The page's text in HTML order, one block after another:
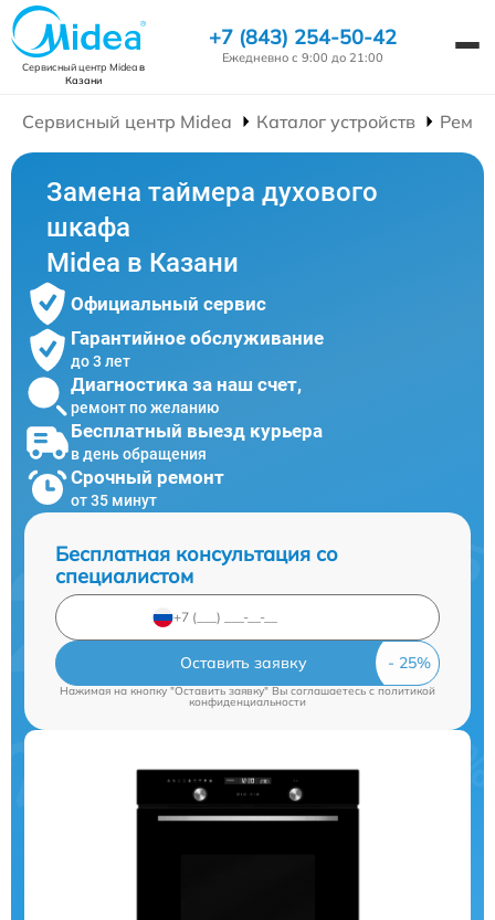
Сервисный центр Mideaв
Казани
+7 (843) 254-50-42
Ежедневно с 9:00 до 21:00
Сервисный центр Midea Каталог устройств
Замена таймера духового
шкафа
Midea в Казани
Официальный сервис
Гарантийное обслуживание
до 3 лет
Диагностика за наш счет,
ремонт по желанию
Бесплатный выезд курьера
в день обращения
Срочный ремонт
от 35 минут
Бесплатная консультация со
специалистом
Оставить заявку
Нажимая на кнопку "Оставить заявку" Вы соглашаетесь cполитикой
конфиденциальности